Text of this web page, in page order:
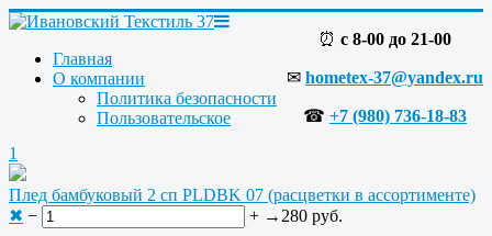
⏰ с 8-00 до 21-00
✉ hometex-37@yandex.ru
☎ +7 (980) 736-18-83
1
Плед бамбуковый 2 сп PLDBK 07 (расцветки в ассортименте)
✖ − + → 280 руб.
Главная
О компании
Политика безопасности
Пользовательское